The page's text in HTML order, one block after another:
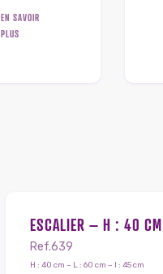
EN SAVOIR
PLUS
ESCALIER – H : 40 CM
Ref.639
H : 40 cm – L : 60 cm – l : 45 cm